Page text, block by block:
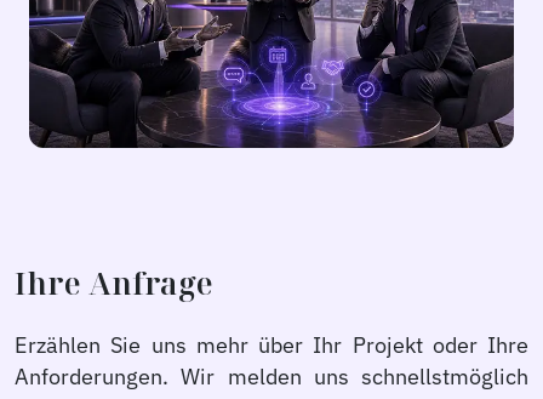
Ihre Anfrage
Erzählen Sie uns mehr über Ihr Projekt oder Ihre
Anforderungen. Wir melden uns schnellstmöglich